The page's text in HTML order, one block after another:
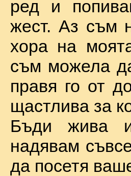
ред и
жест. Аз съм
хора на
съм можела
правя го от
щастлива за
Бъди жива
надявам
да посетя